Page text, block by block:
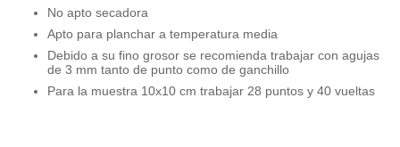
No apto secadora
Apto para planchar a temperatura media
Debido a su fino grosor se recomienda trabajar con agujas
de 3 mm tanto de punto como de ganchillo
Para la muestra 10x10 cm trabajar 28 puntos y 40 vueltas